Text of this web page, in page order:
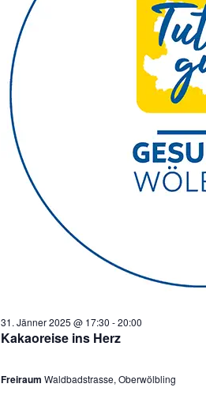
Kakaoreise ins Herz
31. Jänner 2025 @ 17:30 -20:00
Freiraum Waldbadstrasse, Oberwölbling